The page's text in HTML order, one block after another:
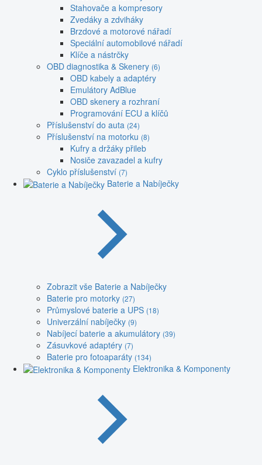
Stahovače a kompresory
Zvedáky a zdviháky
Brzdové a motorové nářadí
Speciální automobilové nářadí
Klíče a nástrčky
OBD diagnostika & Skenery (6)
OBD kabely a adaptéry
Emulátory AdBlue
OBD skenery a rozhraní
Programování ECU a klíčů
Příslušenství do auta (24)
Příslušenství na motorku (8)
Kufry a držáky přileb
Nosiče zavazadel a kufry
Cyklo příslušenství (7)
Baterie a Nabíječky
Zobrazit vše Baterie a Nabíječky
Baterie pro motorky (27)
Průmyslové baterie a UPS (18)
Univerzální nabíječky (9)
Nabíjecí baterie a akumulátory (39)
Zásuvkové adaptéry (7)
Baterie pro fotoaparáty (134)
Elektronika & Komponenty